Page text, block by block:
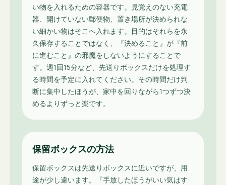
い物を入れるための容器です。見覚えのない充電
器、開けていない郵便物、置き場所が決められな
い細かい物はそこへ入れます。目的はそれらを永
久保存することではなく、『決めること』が『前
に進むこと』の邪魔をしないようにすることで
す。週1回15分など、先送りボックスだけを処理す
る時間を予定に入れてください。その時間だけ判
断に集中したほうが、家中を回りながら1つずつ決
めるよりずっと楽です。
保留ボックスの方法
保留ボックスは先送りボックスに近いですが、用
途が少し違います。『手放したほうがいい気はす